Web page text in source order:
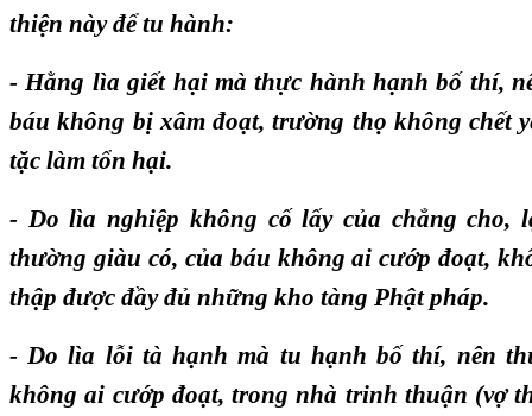
thiện này để tu hành:
- Hằng lìa giết hại mà thực hành hạnh bố thí,
báu không bị xâm đoạt, trường thọ không chết
tặc làm tổn hại.
- Do lìa nghiệp không cố lấy của chẳng cho,
thường giàu có, của báu không ai cướp đoạt,
thập được đầy đủ những kho tàng Phật pháp.
- Do lìa lỗi tà hạnh mà tu hạnh bố thí, nên
không ai cướp đoạt, trong nhà trinh thuận (vợ